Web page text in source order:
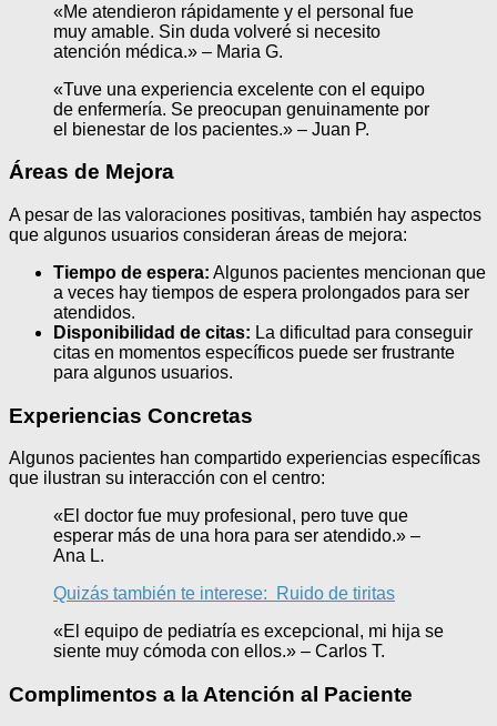
«Me atendieron rápidamente y el personal fue
muy amable. Sin duda volveré si necesito
atención médica.» – Maria G.
«Tuve una experiencia excelente con el equipo
de enfermería. Se preocupan genuinamente por
el bienestar de los pacientes.» – Juan P.
Áreas de Mejora
A pesar de las valoraciones positivas, también hay aspectos
que algunos usuarios consideran áreas de mejora:
Tiempo de espera: Algunos pacientes mencionan que
a veces hay tiempos de espera prolongados para ser
atendidos.
Disponibilidad de citas: La dificultad para conseguir
citas en momentos específicos puede ser frustrante
para algunos usuarios.
Experiencias Concretas
Algunos pacientes han compartido experiencias específicas
que ilustran su interacción con el centro:
«El doctor fue muy profesional, pero tuve que
esperar más de una hora para ser atendido.» –
Ana L.
Quizás también te interese:
Ruido de tiritas
«El equipo de pediatría es excepcional, mi hija se
siente muy cómoda con ellos.» – Carlos T.
Complimentos a la Atención al Paciente